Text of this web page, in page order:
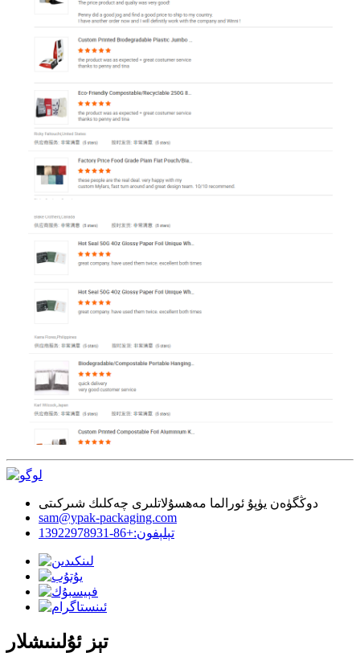
دوڭگۈەن يۈپۇ ئورالما مەھسۇلاتلىرى چەكلىك شىركىتى
sam@ypak-packaging.com
تېلېفون:+86-13922978931
تېز ئۇلىنىشلار